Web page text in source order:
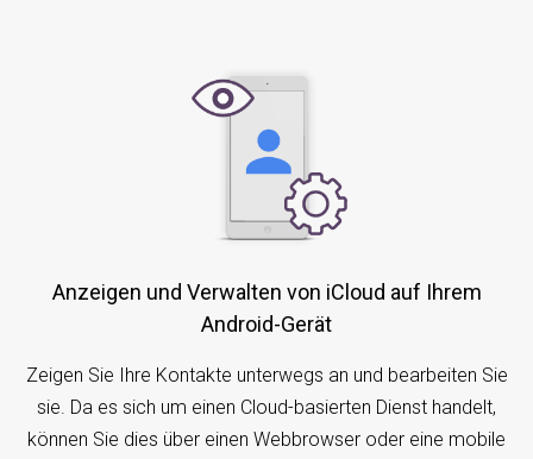
Anzeigen und Verwalten von iCloud auf Ihrem
Android-Gerät
Zeigen Sie Ihre Kontakte unterwegs an und bearbeiten Sie
sie. Da es sich um einen Cloud-basierten Dienst handelt,
können Sie dies über einen Webbrowser oder eine mobile